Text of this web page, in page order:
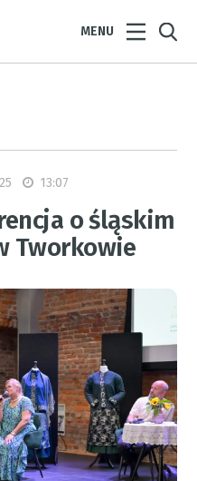
MENU
13:07
o śląskim
Tworkowie